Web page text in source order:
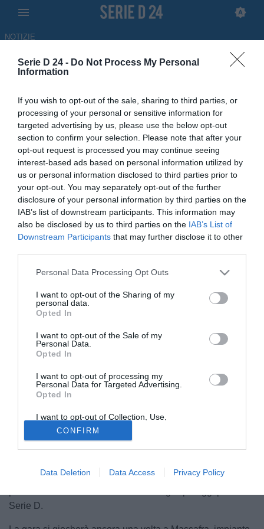
Serie D 24 - Do Not Process My Personal
Information
If you wish to opt-out of the sale, sharing to third parties, or
processing of your personal or sensitive information for
targeted advertising by us, please use the below opt-out
section to confirm your selection. Please note that after your
opt-out request is processed you may continue seeing
interest-based ads based on personal information utilized by
us or personal information disclosed to third parties prior to
your opt-out. You may separately opt-out of the further
disclosure of your personal information by third parties on the
IAB’s list of downstream participants. This information may
also be disclosed by us to third parties on the IAB’s List of
Downstream Participants that may further disclose it to other
Personal Data Processing Opt Outs
I want to opt-out of the Sharing of my
personal data.
Opted In
I want to opt-out of the Sale of my
Personal Data.
Opted In
I want to opt-out of processing my
Personal Data for Targeted Advertising.
Opted In
I want to opt-out of Collection, Use,
Retention, Sale, and/or Sharing of my
Personal Data that Is Unrelated with the
Purposes for which it was collected.
Opted Out
CONFIRM
Data Deletion Data Access Privacy Policy
NOTIZIE
Finale playoff regionale,
ufficiali data e orario di
Taranto-Canosa: il comunicato
06.05.2026 12:06 di Redazione
Il Taranto si prepara alla finale playoff regionale contro il Canosa. Il
comunicato ufficiale della società con tutte le informazioni sulla
sfida.
© foto di Credit: SS Taranto
Il conto alla rovescia è ufficialmente iniziato. La
dopo la comunicazione ricevuta dalComitato Regionale
Puglia LND, che la finale
Canosasi disputerà domenica10 maggioalle ore 16:30
il primo vero crocevia della post season rossoblù, con in
Serie D.